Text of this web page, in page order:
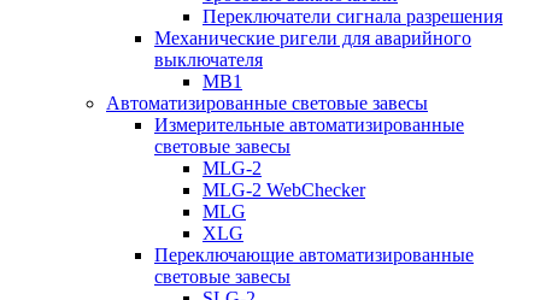
Переключатели сигнала разрешения
Механические ригели для аварийного
выключателя
MB1
Автоматизированные световые завесы
Измерительные автоматизированные
световые завесы
MLG-2
MLG-2 WebChecker
MLG
XLG
Переключающие автоматизированные
световые завесы